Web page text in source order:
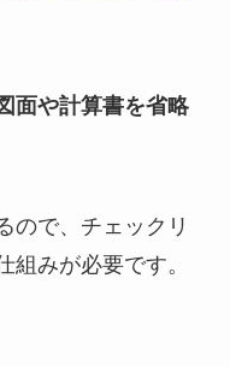
面や計算書を省略
ので、チェックリ
組みが必要です。